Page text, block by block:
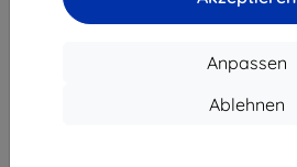
Anpassen
Ablehnen
USt-IdNr.:SK2023549671